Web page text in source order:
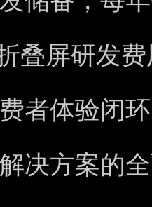
叠屏研发
者体验闭
决方案的